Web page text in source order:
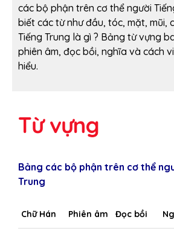
các bộ phận trên cơ thể người
biết các từ như đầu, tóc, mặt, mũi,
Tiếng Trung là gì ? Bảng từ vựng
phiên âm, đọc bồi, nghĩa và cách
hiểu.
Từ vựng
Bảng các bộ phận trên cơ thể
Trung
Chữ Hán Phiên âm Đọc bồi